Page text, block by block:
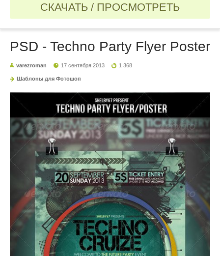
СКАЧАТЬ / ПРОСМОТРЕТЬ
PSD - Techno Party Flyer Poster
varezroman 17 сентября 2013 1 368
Шаблоны для Фотошоп